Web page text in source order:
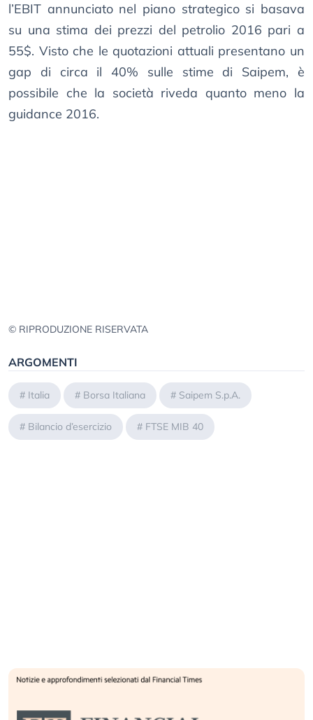
l’EBIT annunciato nel piano strategico si basava
su una stima dei prezzi del petrolio 2016 pari a
55$. Visto che le quotazioni attuali presentano un
gap di circa il 40% sulle stime di Saipem, è
possibile che la società riveda quanto meno la
guidance 2016.
© RIPRODUZIONE RISERVATA
ARGOMENTI
# Italia # Borsa Italiana # Saipem S.p.A.
# Bilancio d’esercizio # FTSE MIB 40